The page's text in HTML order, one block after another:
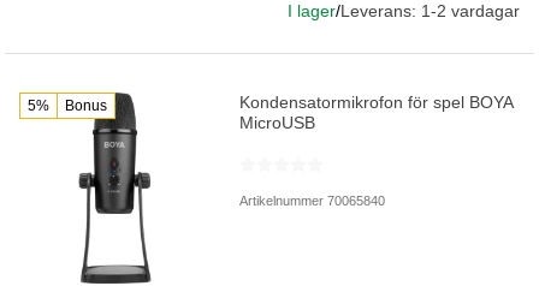
I lager/Leverans: 1-2 vardagar
5% Bonus
Kondensatormikrofon för spel BOYA
MicroUSB
Artikelnummer 70065840